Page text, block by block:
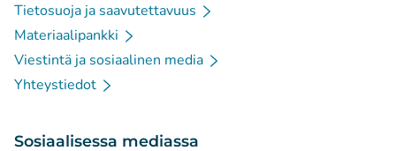
Tietosuoja ja saavutettavuus
Materiaalipankki
Viestintä ja sosiaalinen media
Yhteystiedot
Sosiaalisessa mediassa